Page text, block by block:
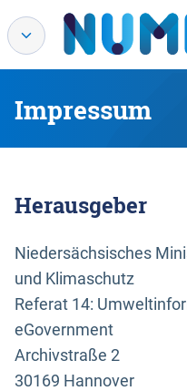
Impressum
Herausgeber
Niedersächsisches
und Klimaschutz
Referat 14:
eGovernment
Archivstraße 2
30169 Hannover